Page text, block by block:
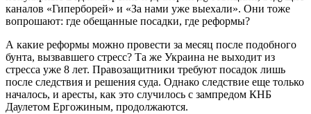
каналов «Гиперборей» и «За нами уже выехали». Они тоже
вопрошают: где обещанные посадки, где реформы?
А какие реформы можно провести за месяц после подобного
бунта, вызвавшего стресс? Та же Украина не выходит из
стресса уже 8 лет. Правозащитники требуют посадок лишь
после следствия и решения суда. Однако следствие еще только
началось, и аресты, как это случилось с зампредом КНБ
Даулетом Ергожиным, продолжаются.